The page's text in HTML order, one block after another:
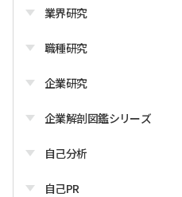
業界研究
職種研究
企業研究
企業解剖図鑑シリーズ
自己分析
自己PR